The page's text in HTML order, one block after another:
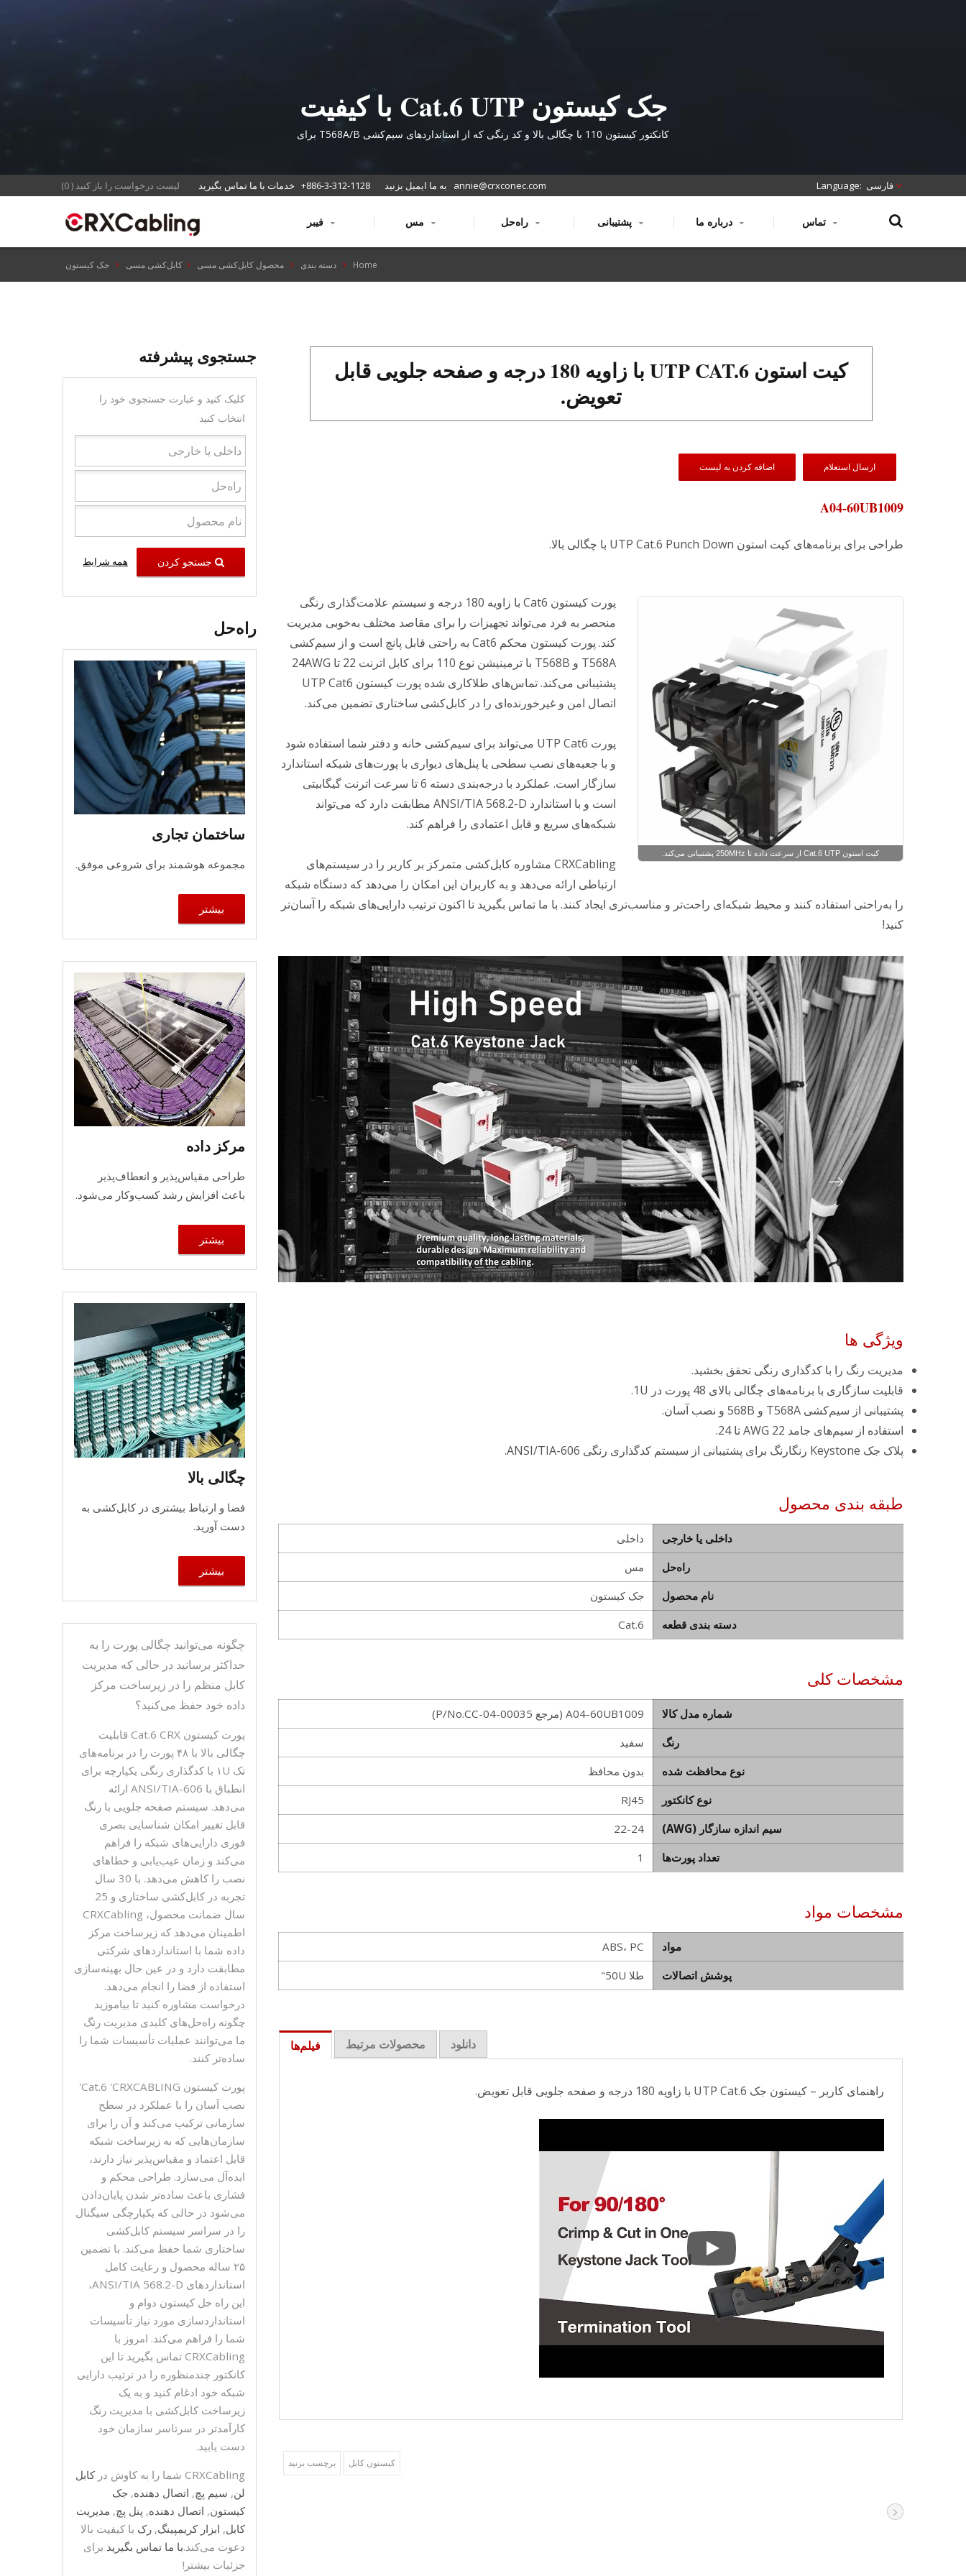
جک کیستون Cat.6 UTP با کیفیت
حرفه‌ای برای سیستم‌های
کابل‌کشی ساختاری.
کانکتور کیستون 110 با چگالی بالا و کد رنگی که از استانداردهای سیم‌کشی T568A/B برای
لیست درخواست را باز کنید (
) +886-3-312-1128 annie@crxconec.com فارسی
فیبر راه‌حل پشتیبانی
Home دسته بندی محصول کابل‌کشی مسی کابل‌کشی مسی جک کیستون
جستجوی پیشرفته
کلیک کنید و عبارت جستجوی خود را
انتخاب کنید
جستجو کردن همه شرایط
راه‌حل
ساختمان تجاری
مجموعه هوشمند برای شروعی موفق.
بیشتر
مرکز داده
طراحی مقیاس‌پذیر و انعطاف‌پذیر
باعث افزایش رشد کسب‌وکار می‌شود.
بیشتر
چگالی بالا
فضا و ارتباط بیشتری در کابل‌کشی به
دست آورید.
بیشتر
چگونه می‌توانید چگالی پورت را به
حداکثر برسانید در حالی که مدیریت
کابل منظم را در زیرساخت مرکز
داده خود حفظ می‌کنید؟
پورت کیستون Cat.6 CRX قابلیت
چگالی بالا با ۴۸ پورت را در برنامه‌های
تک ۱U با کدگذاری رنگی یکپارچه برای
انطباق با ANSI/TIA-606 ارائه
می‌دهد. سیستم صفحه جلویی با رنگ
قابل تغییر امکان شناسایی بصری
فوری دارایی‌های شبکه را فراهم
می‌کند و زمان عیب‌یابی و خطاهای
نصب را کاهش می‌دهد. با 30 سال
تجربه در کابل‌کشی ساختاری و 25
سال ضمانت محصول، CRXCabling
اطمینان می‌دهد که زیرساخت مرکز
داده شما با استانداردهای شرکتی
مطابقت دارد و در عین حال بهینه‌سازی
استفاده از فضا را انجام می‌دهد.
درخواست مشاوره کنید تا بیاموزید
چگونه راه‌حل‌های کلیدی مدیریت رنگ
ما می‌توانند عملیات تأسیسات شما را
ساده‌تر کنند.
پورت کیستون Cat.6 'CRXCABLING'
نصب آسان را با عملکرد در سطح
سازمانی ترکیب می‌کند و آن را برای
سازمان‌هایی که به زیرساخت شبکه
قابل اعتماد و مقیاس‌پذیر نیاز دارند،
ایده‌آل می‌سازد. طراحی محکم و
فشاری باعث ساده‌تر شدن پایان‌دادن
می‌شود در حالی که یکپارچگی سیگنال
را در سراسر سیستم کابل‌کشی
ساختاری شما حفظ می‌کند. با تضمین
۲۵ ساله محصول و رعایت کامل
استانداردهای ANSI/TIA 568.2-D،
این راه حل کیستون دوام و
استانداردسازی مورد نیاز تأسیسات
شما را فراهم می‌کند. امروز با
CRXCabling تماس بگیرید تا این
کانکتور چندمنظوره را در ترتیب دارایی
شبکه خود ادغام کنید و به یک
زیرساخت کابل‌کشی با مدیریت رنگ
کارآمدتر در سرتاسر سازمان خود
دست یابید.
CRXCabling شما را به کاوش در
کابل
لن, سیم پچ, اتصال دهنده, جک
کیستون, اتصال دهنده, پنل پچ, مدیریت
کابل, ابزار کریمپینگ, رک با کیفیت بالا
دعوت می‌کند.با ما تماس بگیرید برای
جزئیات بیشتر!
کیت استون UTP CAT.6 با زاویه 180 درجه و صفحه جلویی قابل
تعویض.
ارسال استعلام اضافه کردن به لیست
A04-60UB1009
طراحی برای برنامه‌های کیت استون UTP Cat.6 Punch Down با چگالی بالا.
کیت استون Cat.6 UTP از سرعت داده تا 250MHz پشتیبانی می‌کند.
پورت کیستون Cat6 با زاویه 180 درجه و سیستم علامت‌گذاری رنگی
منحصر به فرد می‌تواند تجهیزات را برای مقاصد مختلف به‌خوبی مدیریت
کند. پورت کیستون محکم Cat6 به راحتی قابل پانچ است و از سیم‌کشی
T568A و T568B با ترمینیشن نوع 110 برای کابل اترنت 22 تا 24AWG
پشتیبانی می‌کند. تماس‌های طلاکاری شده پورت کیستون UTP Cat6
اتصال امن و غیرخورنده‌ای را در کابل‌کشی ساختاری تضمین می‌کند.
پورت UTP Cat6 می‌تواند برای سیم‌کشی خانه و دفتر شما استفاده شود
و با جعبه‌های نصب سطحی یا پنل‌های دیواری با پورت‌های شبکه استاندارد
سازگار است. عملکرد با درجه‌بندی دسته 6 تا سرعت اترنت گیگابیتی
است و با استاندارد ANSI/TIA 568.2-D مطابقت دارد که می‌تواند
شبکه‌های سریع و قابل اعتمادی را فراهم کند.
CRXCabling مشاوره کابل‌کشی متمرکز بر کاربر را در سیستم‌های
ارتباطی ارائه می‌دهد و به کاربران این امکان را می‌دهد که دستگاه شبکه
را به‌راحتی استفاده کنند و محیط شبکه‌ای راحت‌تر و مناسب‌تری ایجاد کنند. با ما تماس بگیرید تا اکنون ترتیب دارایی‌های شبکه را آسان‌تر
کنید!
ویژگی ها
مدیریت رنگ را با کدگذاری رنگی تحقق بخشید.
قابلیت سازگاری با برنامه‌های چگالی بالای 48 پورت در 1U.
پشتیبانی از سیم‌کشی T568A و 568B و نصب آسان.
استفاده از سیم‌های جامد AWG 22 تا 24.
پلاک جک Keystone رنگارنگ برای پشتیبانی از سیستم کدگذاری رنگی ANSI/TIA-606.
طبقه بندی محصول
داخلی یا خارجی
داخلی
راه‌حل
مس
نام محصول
جک کیستون
دسته بندی قطعه
Cat.6
مشخصات کلی
شماره مدل کالا
A04-60UB1009 (مرجع P/No.CC-04-00035)
رنگ
سفید
نوع محافظت شده
بدون محافظ
نوع کانکتور
RJ45
سیم اندازه سازگار (AWG)
22-24
تعداد پورت‌ها
1
مشخصات مواد
مواد
ABS، PC
پوشش اتصالات
طلا 50U"
فیلم‌ها محصولات مرتبط دانلود
راهنمای کاربر – کیستون جک UTP Cat.6 با زاویه 180 درجه و صفحه جلویی قابل تعویض.
راهنمای کاربر – کیستون جک UTP Cat.6 با زاویه 180 درجه و صفحه جلویی قابل تعویض.
برچسب بزنید کیستون کابل